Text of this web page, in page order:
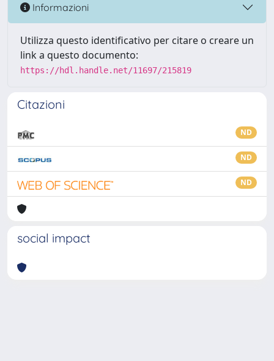
Informazioni
Utilizza questo identificativo per citare o creare un
link a questo documento:
https://hdl.handle.net/11697/215819
Citazioni
ND
ND
ND
social impact